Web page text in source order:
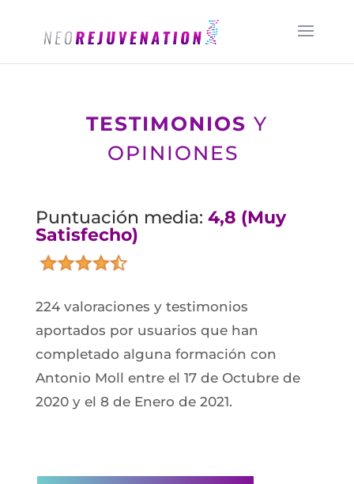
TESTIMONIOS Y
OPINIONES
Puntuación media: 4,8 (Muy
Satisfecho)
224 valoraciones y testimonios
aportados por usuarios que han
completado alguna formación con
Antonio Moll entre el 17 de Octubre de
2020 y el 8 de Enero de 2021.